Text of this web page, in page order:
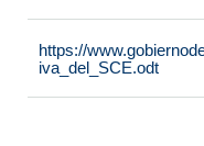
https://
iva_del_SCE.odt